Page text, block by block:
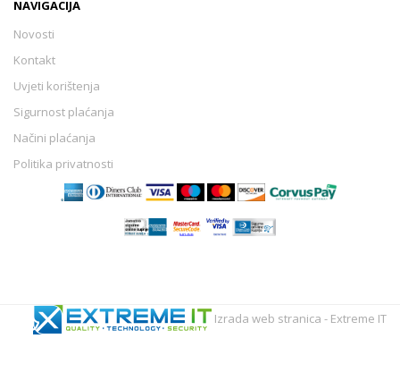
NAVIGACIJA
Novosti
Kontakt
Uvjeti korištenja
Sigurnost plaćanja
Načini plaćanja
Politika privatnosti
Izrada web stranica - Extreme IT